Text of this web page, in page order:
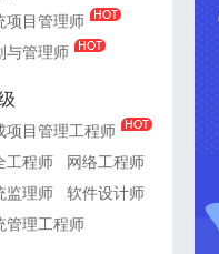
项目管理师
与管理师
项目管理工程师
工程师
网络工程师
监理师
软件设计师
管理工程师
信息
信息